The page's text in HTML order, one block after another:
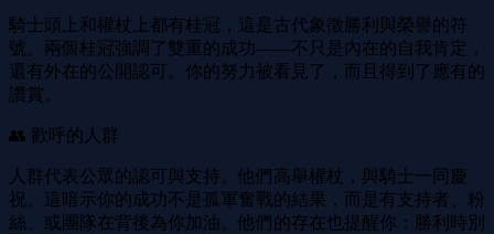
騎士頭上和權杖上都有桂冠，這是古代象徵勝利與榮譽的符
號。兩個桂冠強調了雙重的成功——不只是內在的自我肯定，
還有外在的公開認可。你的努力被看見了，而且得到了應有的
讚賞。
👥 歡呼的人群
人群代表公眾的認可與支持。他們高舉權杖，與騎士一同慶
祝。這暗示你的成功不是孤軍奮戰的結果，而是有支持者、粉
絲、或團隊在背後為你加油。他們的存在也提醒你：勝利時別